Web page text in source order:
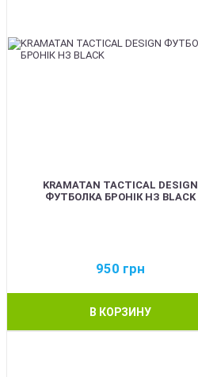
KRAMATAN TACTICAL DESIGN
ФУТБОЛКА БРОНІК НЗ BLACK
950 грн
В КОРЗИНУ